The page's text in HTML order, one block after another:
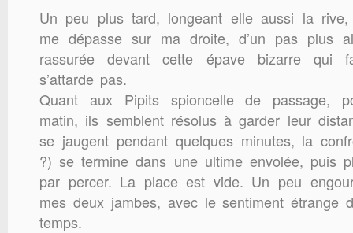
Un peu plus tard, longeant elle aussi la rive,
me dépasse sur ma droite, d’un pas plus
rassurée devant cette épave bizarre qui
s’attarde pas.
Quant aux Pipits spioncelle de passage,
matin, ils semblent résolus à garder leur
se jaugent pendant quelques minutes, la
?) se termine dans une ultime envolée, puis
par percer. La place est vide. Un peu
mes deux jambes, avec le sentiment étrange
temps.